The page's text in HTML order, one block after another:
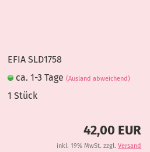
EFIA SLD1758
ca. 1-3 Tage(Ausland abweichend)
1Stück
42,00 EUR
inkl. 19% MwSt. zzgl. Versand